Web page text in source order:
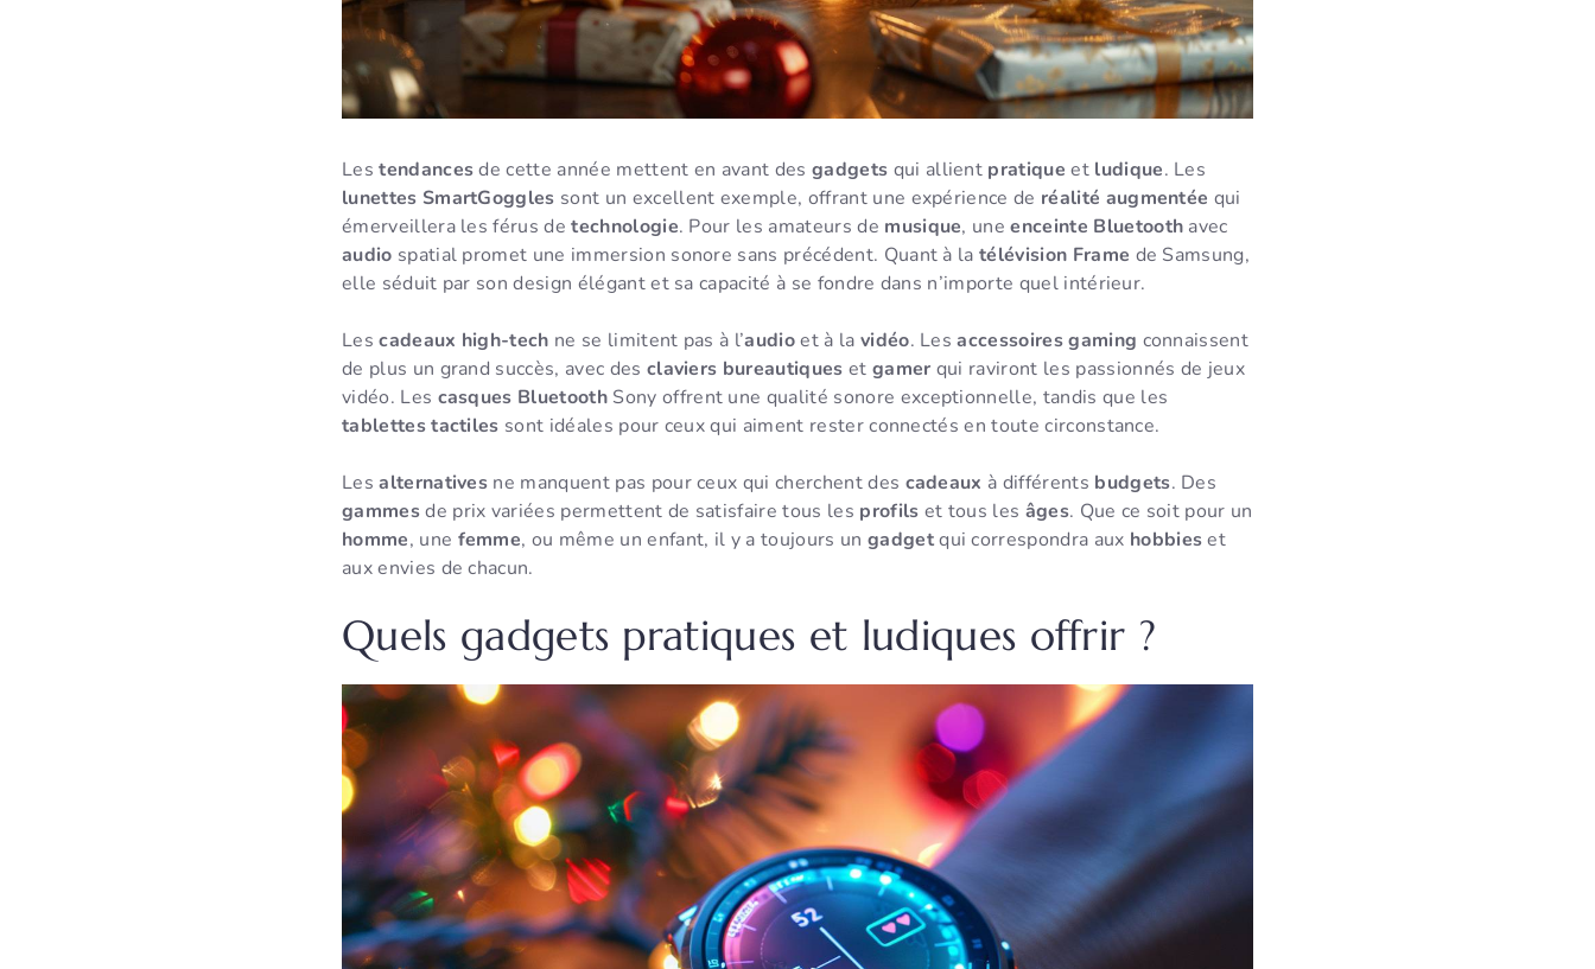
Lestendancesde cette année mettent en avant desgadgets qui allient pratique et ludique. Les
lunettes SmartGoggles sont un excellent exemple, offrant une expérience de réalité augmentée qui
émerveillera les férus detechnologie. Pour les amateurs de musique, uneenceinte Bluetooth avec
audio spatial promet une immersion sonore sans précédent. Quant à latélévision Frame de Samsung,
elle séduit par son design élégant et sa capacité à se fondre dans n’importe quel intérieur.
Lescadeaux high-tech ne se limitent pas à l’audioet à la vidéo. Lesaccessoires gaming connaissent
de plus un grand succès, avec des claviers bureautiques et gamer qui raviront les passionnés de jeux
vidéo. Les casques BluetoothSony offrent une qualité sonore exceptionnelle, tandis que les
tablettes tactiles sont idéales pour ceux qui aiment rester connectés en toute circonstance.
Lesalternatives ne manquent pas pour ceux qui cherchent des cadeaux à différents budgets. Des
gammesde prix variées permettent de satisfaire tous les profils et tous les âges. Que ce soit pour un
homme, une femme, ou même un enfant, il y a toujours un gadgetqui correspondra aux hobbieset
aux envies de chacun.
Quels gadgets pratiques et ludiques offrir ?